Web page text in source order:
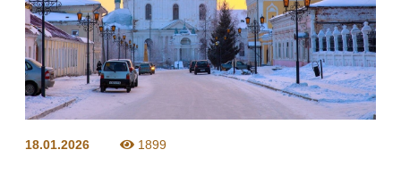
18.01.2026 1899